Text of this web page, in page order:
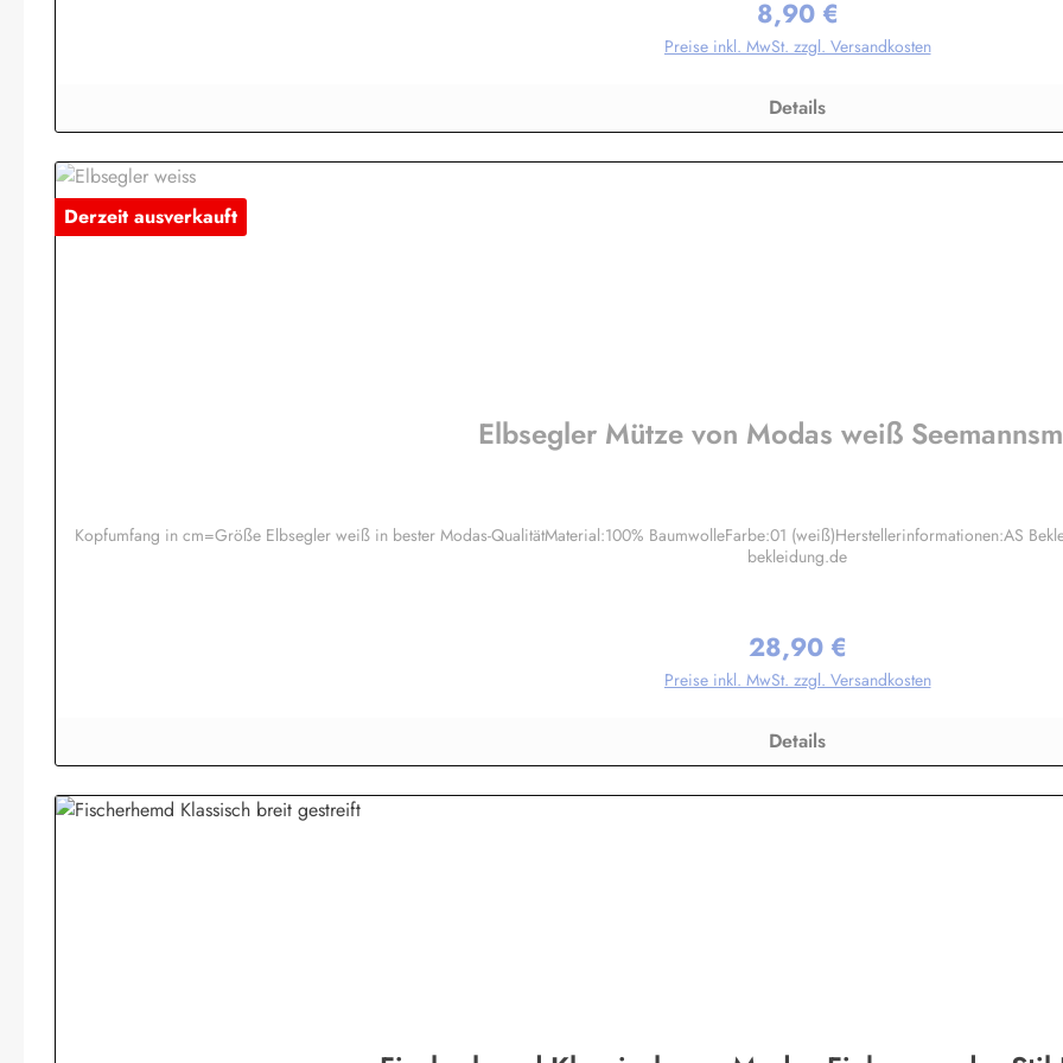
Regulärer Preis:
8,90 €
Preise inkl. MwSt. zzgl. Versandkosten
Details
Derzeit ausverkauft
Elbsegler Mütze von Modas weiß
Kopfumfang in cm=Größe Elbsegler weiß in bester Modas-QualitätMaterial:100% BaumwolleFarbe:01 (weiß)Herstellerinformationen:AS
bekleidung.de
Regulärer Preis:
28,90 €
Preise inkl. MwSt. zzgl. Versandkosten
Details